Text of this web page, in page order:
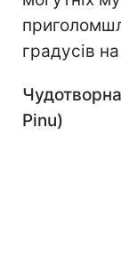
градусів
Pinu)